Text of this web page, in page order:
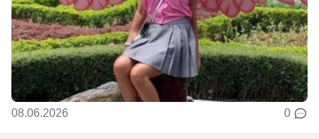
08.06.2026 0